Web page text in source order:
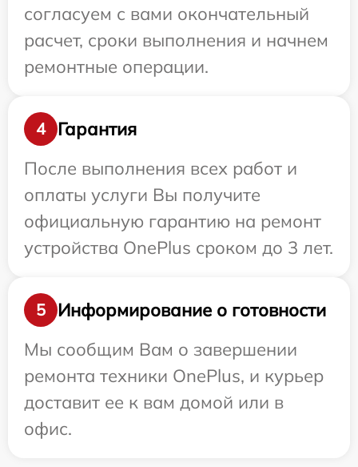
согласуем с вами окончательный
расчет, сроки выполнения и начнем
ремонтные операции.
4
Гарантия
После выполнения всех работ и
оплаты услуги Вы получите
официальную гарантию на ремонт
устройства OnePlus сроком до 3 лет.
5
Информирование о готовности
Мы сообщим Вам о завершении
ремонта техники OnePlus, и курьер
доставит ее к вам домой или в
офис.